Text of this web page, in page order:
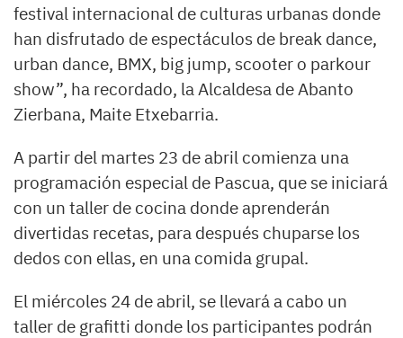
festival internacional de culturas urbanas donde
han disfrutado de espectáculos de break dance,
urban dance, BMX, big jump, scooter o parkour
show”, ha recordado, la Alcaldesa de Abanto
Zierbana, Maite Etxebarria.
A partir del martes 23 de abril comienza una
programación especial de Pascua, que se iniciará
con un taller de cocina donde aprenderán
divertidas recetas, para después chuparse los
dedos con ellas, en una comida grupal.
El miércoles 24 de abril, se llevará a cabo un
taller de grafitti donde los participantes podrán